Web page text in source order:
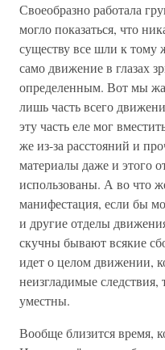
Своеобразно работала
могло показаться, что
существу все шли к
само движение в глазах
определенным. Вот мы
лишь часть всего
эту часть еле мог
же из-за расстояний и
материалы даже и этого
использованы. А во что
манифестация, если бы
и другие отделы
скучны бывают всякие
идет о целом движении,
неизгладимые
уместны.
Вообще близится время,